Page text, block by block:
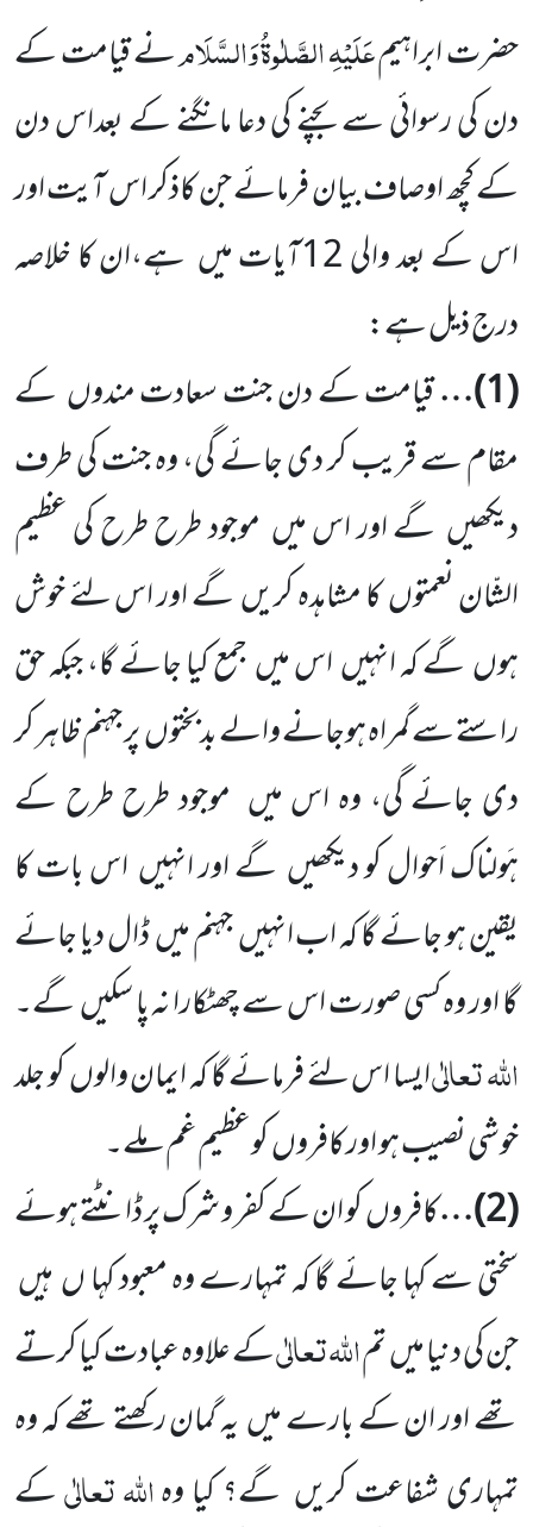
حضرت ابراہیمعَلَیْہِالصَّلٰوۃُوَالسَّلَامنے قیامت کے
دن کی رسوائی سےبچنے کی دعا مانگنے کے بعداس دن
کے کچھ اوصاف بیان فرمائے جن کاذکر اس آیت اور
اس کے بعد والی12آیاتمیں ہے،ان کا خلاصہ
درج ذیل ہے:
(
1
)…قیامت کے دن جنت سعادت مندوں کے
مقام سے قریب کر دی جائے گی، وہ جنت کی طرف
دیکھیں گے اور اس میں موجود طرح طرح کی عظیم
الشّان نعمتوںکا مشاہدہ کریںگے اور اس لئے خوش
ہوںگے کہ انہیںاس میںجمع کیا جائے گا، جبکہ حق
راستے سے گمراہ ہوجانے والے بدبختوںپر جہنم ظاہر کر
دی جائے گی، وہ اس میں موجود طرح طرح کے
ہَولناک اَحوال کو دیکھیں گے اور انہیںاس بات کا
یقین ہو جائے گا کہ اب انہیںجہنم میںڈال دیا جائے
گا اور وہکسی صورت اس سے چھٹکارا نہ پا سکیںگے۔
اللہتعالٰیایسااس لئے فرمائے گا کہ ایمان والوںکو جلد
خوشی نصیب ہو اور کافروںکوعظیم غم ملے۔
(
2
)…کافروںکو ان کے کفر و شرک پر ڈانٹتے ہوئے
سختی سے کہا جائے گا کہ تمہارے وہ معبود کہا ںہیں
جن کی دنیا میںتماللہتعالٰیکے علاوہ عبادت کیا کرتے
تھےاور ان کے بارے میںیہ گمان رکھتے تھے کہ وہ
تمہاری شفاعت کریں گے؟ کیا وہاللہتعالٰیکے